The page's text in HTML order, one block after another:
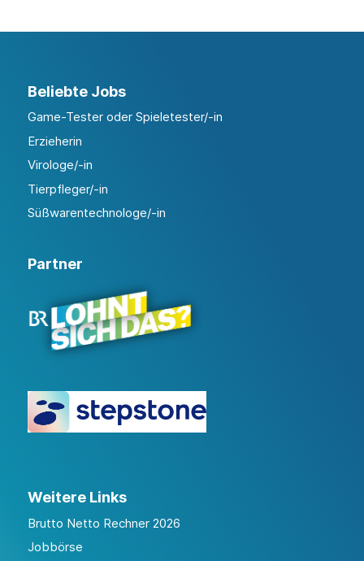
Beliebte Jobs
Game-Tester oder Spieletester/-in
Erzieherin
Virologe/-in
Tierpfleger/-in
Süßwarentechnologe/-in
Partner
Weitere Links
Brutto Netto Rechner 2026
Jobbörse